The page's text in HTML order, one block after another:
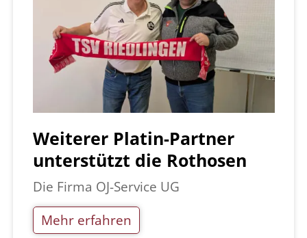
Weiterer Platin-Partner
unterstützt die Rothosen
Die Firma OJ-Service UG
Mehr erfahren